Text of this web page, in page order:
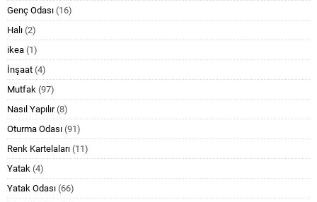
Genç Odası (16)
Halı (2)
ikea (1)
İnşaat (4)
Mutfak (97)
Nasıl Yapılır(8)
Oturma Odası (91)
Renk Kartelaları (11)
Yatak (4)
Yatak Odası (66)